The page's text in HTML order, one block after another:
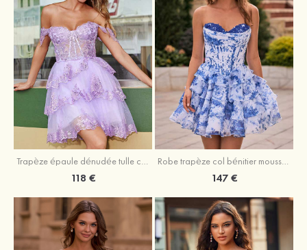
Trapèze épaule dénudée tulle courte/mini robe de fête de la rentrée avec paillettes
118 €
Robe trapèze col bénitier mousseline courte/mini robe de fête de la rentrée avec appliqué
147 €